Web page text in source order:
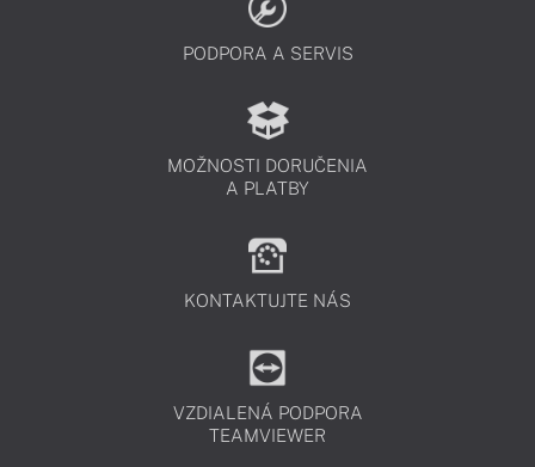
PODPORA A SERVIS
MOŽNOSTI DORUČENIA
A PLATBY
KONTAKTUJTE NÁS
VZDIALENÁ PODPORA
TEAMVIEWER